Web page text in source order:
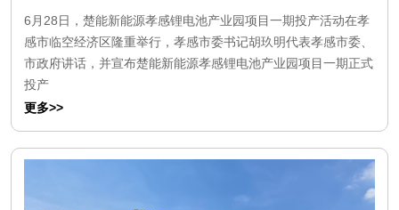
6月28日，楚能新能源孝感锂电池产业园项目一期投产活动在孝
感市临空经济区隆重举行，孝感市委书记胡玖明代表孝感市委、
市政府讲话，并宣布楚能新能源孝感锂电池产业园项目一期正式
投产
更多>>